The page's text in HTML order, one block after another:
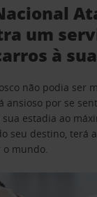
um
à
não podia ser
ansioso por se
estadia ao
seu destino, terá
mundo.